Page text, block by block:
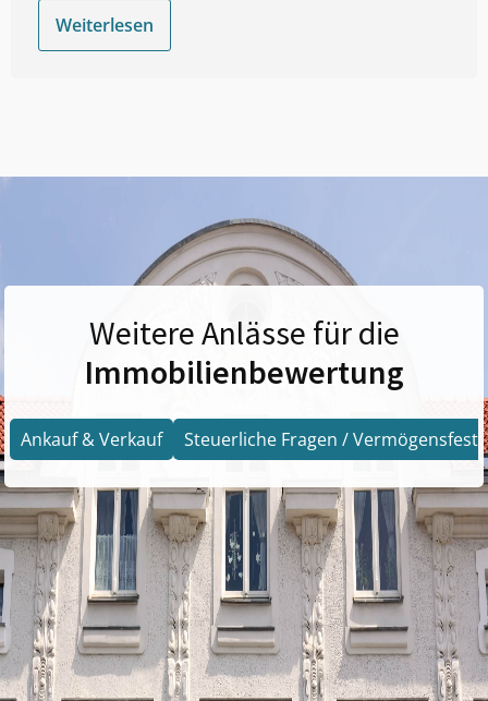
Weiterlesen
Weitere Anlässe für die
Immobilienbewertung
Ankauf & Verkauf Steuerliche Fragen /